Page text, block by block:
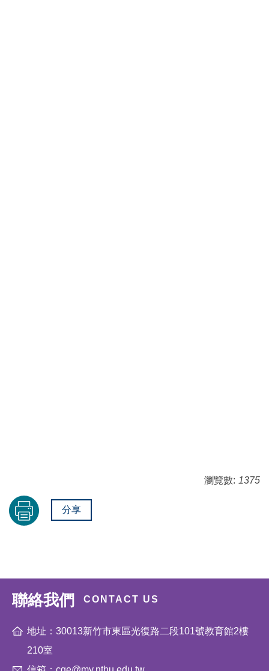
瀏覽數: 1375
分享
聯絡我們 CONTACT US
地址：30013新竹市東區光復路二段101號教育館2樓
210室